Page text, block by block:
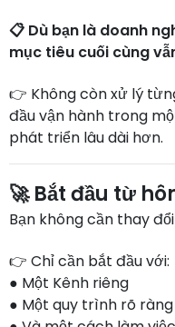
📋 Dù bạn là doanh
mục tiêu cuối cùng
👉 Không còn xử lý
đầu vận hành trong
phát triển lâu dài hơn.
🚀 Bắt đầu từ
Bạn không cần thay
👉 Chỉ cần bắt đầu với:
● Một Kênh riêng
● Một quy trình rõ ràng